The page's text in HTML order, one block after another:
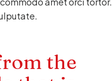
the